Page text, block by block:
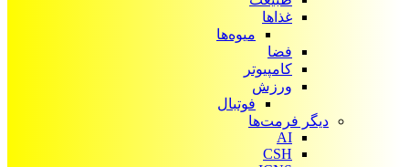
غذاها
میوه‌ها
فضا
کامپیوتر
ورزش
فوتبال
دیگر فرمت‌ها
AI
CSH